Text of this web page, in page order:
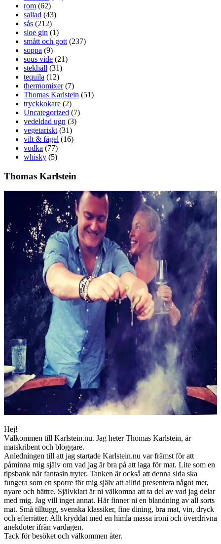
rom (62)
sallad (43)
sås (212)
sloe gin (1)
smått och gott (237)
soppa (9)
sous vide (21)
stekhäll (31)
tequila (12)
thermomixer(7)
Thomas Karlstein (51)
tryckkokare (2)
Uncategorized (7)
vedeldad ugn (3)
vegetariskt (31)
vilt & fågel (16)
vodka (77)
whisky (5)
Thomas Karlstein
Hej!
Välkommen till Karlstein.nu. Jag heter Thomas Karlstein, är
matskribent och bloggare.
Anledningen till att jag startade Karlstein.nu var främst för att
påminna mig själv om vad jag är bra på att laga för mat. Lite som en
tipsbank när fantasin tryter. Tanken är också att denna sida ska
fungera som en sporre för mig själv att alltid presentera något mer,
nyare och bättre. Självklart är ni välkomna att ta del av vad jag delar
med mig. Jag vill inget annat. Här finner ni en blandning av all sorts
mat. Små tilltugg, svenska klassiker, fine dining, bra mat, vin, dryck
och efterrätter. Allt kryddat med en himla massa ironi och överdrivna
anekdoter ifrån vardagen.
Tack för besöket och välkommen åter.